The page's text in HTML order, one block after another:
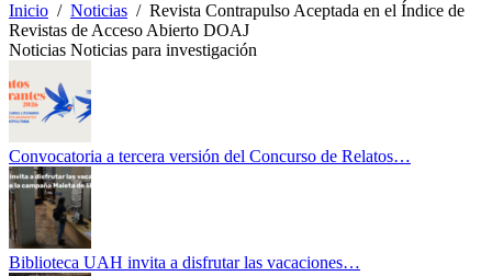
Inicio / Noticias / Revista Contrapulso Aceptada en el Índice de
Revistas de Acceso Abierto DOAJ
Noticias Noticias para investigación
Convocatoria a tercera versión del Concurso de Relatos…
Biblioteca UAH invita a disfrutar las vacaciones…